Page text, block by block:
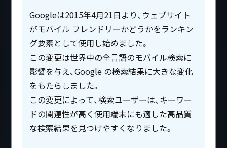
Googleは2015年4月21日より、ウェブサイト
がモバイル フレンドリーかどうかをランキン
グ要素として使用し始めました。
この変更は世界中の全言語のモバイル検索に
影響を与え、Google の検索結果に大きな変化
をもたらしました。
この変更によって、検索ユーザーは、キーワー
ドの関連性が高く使用端末にも適した高品質
な検索結果を見つけやすくなりました。